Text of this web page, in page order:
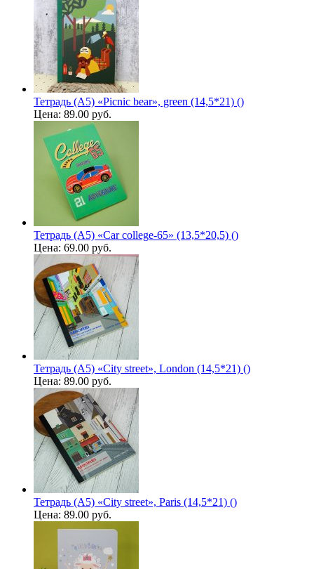
Тетрадь (A5) «Picnic bear», green (14,5*21) ()
Цена: 89.00 руб.
Тетрадь (A5) «Car college-65» (13,5*20,5) ()
Цена: 69.00 руб.
Тетрадь (A5) «City street», London (14,5*21) ()
Цена: 89.00 руб.
Тетрадь (A5) «City street», Paris (14,5*21) ()
Цена: 89.00 руб.